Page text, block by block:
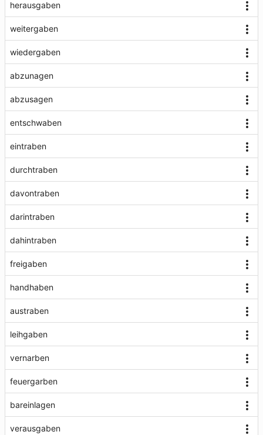
herausgaben
weitergaben
wiedergaben
abzunagen
abzusagen
entschwaben
eintraben
durchtraben
davontraben
darintraben
dahintraben
freigaben
handhaben
austraben
leihgaben
vernarben
feuergarben
bareinlagen
verausgaben